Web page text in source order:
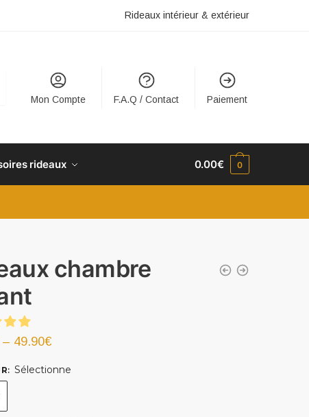
Rideaux intérieur & extérieur
Mon Compte
F.A.Q / Contact Paiement
rideaux 0.00€ 0
chambre
49.90€
: Sélectionne